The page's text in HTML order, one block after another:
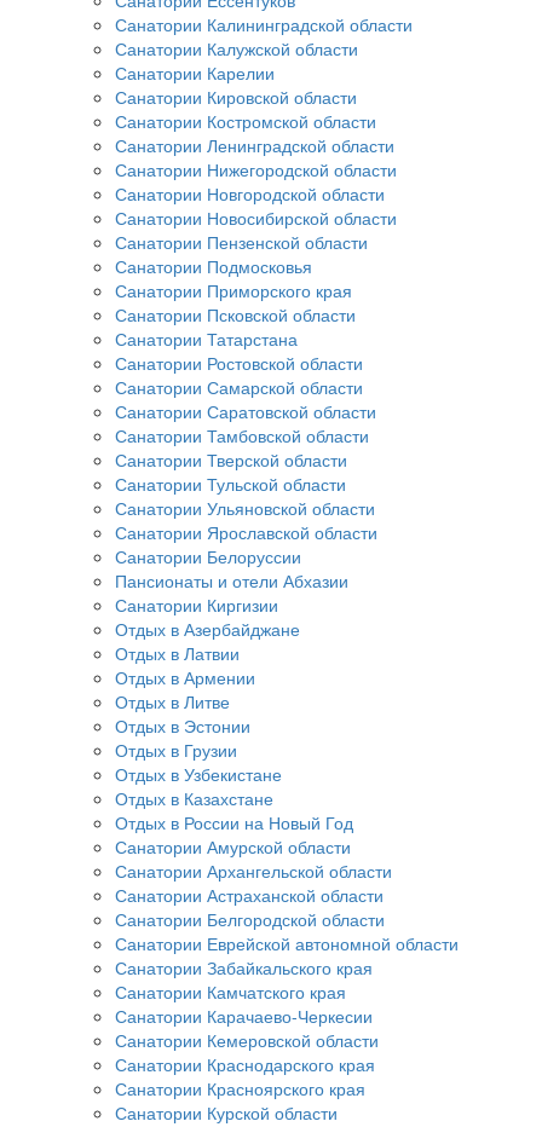
Санатории Калининградской области
Санатории Калужской области
Санатории Карелии
Санатории Кировской области
Санатории Костромской области
Санатории Ленинградской области
Санатории Нижегородской области
Санатории Новгородской области
Санатории Новосибирской области
Санатории Пензенской области
Санатории Подмосковья
Санатории Приморского края
Санатории Псковской области
Санатории Татарстана
Санатории Ростовской области
Санатории Самарской области
Санатории Саратовской области
Санатории Тамбовской области
Санатории Тверской области
Санатории Тульской области
Санатории Ульяновской области
Санатории Ярославской области
Санатории Белоруссии
Пансионаты и отели Абхазии
Санатории Киргизии
Отдых в Азербайджане
Отдых в Латвии
Отдых в Армении
Отдых в Литве
Отдых в Эстонии
Отдых в Грузии
Отдых в Узбекистане
Отдых в Казахстане
Отдых в России на Новый Год
Санатории Амурской области
Санатории Архангельской области
Санатории Астраханской области
Санатории Белгородской области
Санатории Еврейской автономной области
Санатории Забайкальского края
Санатории Камчатского края
Санатории Карачаево-Черкесии
Санатории Кемеровской области
Санатории Краснодарского края
Санатории Красноярского края
Санатории Курской области